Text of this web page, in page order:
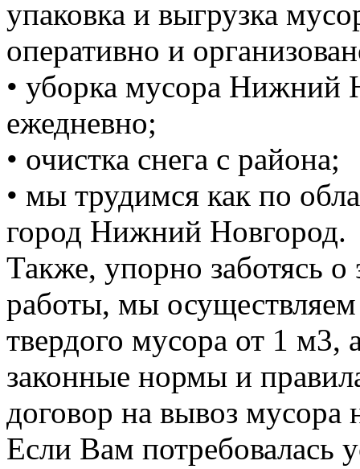
упаковка и выгрузка
оперативно и
• уборка мусора Нижний
ежедневно;
• очистка снега с района;
• мы трудимся как по
город Нижний Новгород.
Также, упорно заботясь
работы, мы
твердого мусора от 1 м3,
законные нормы и
договор на вывоз мусора
Если Вам потребовалась